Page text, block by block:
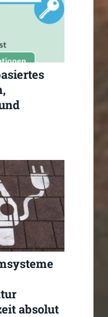
absolut